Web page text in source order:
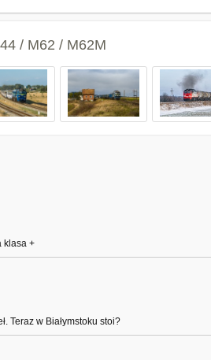
/ M62 / M62M
klasa +
Teraz w Białymstoku stoi?